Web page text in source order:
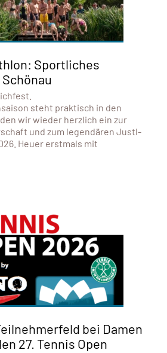
Sportliches
steht praktisch in den
wir wieder herzlich ein zur
und zum legendären Justl-
Heuer erstmals mit
bei Damen
27. Tennis Open